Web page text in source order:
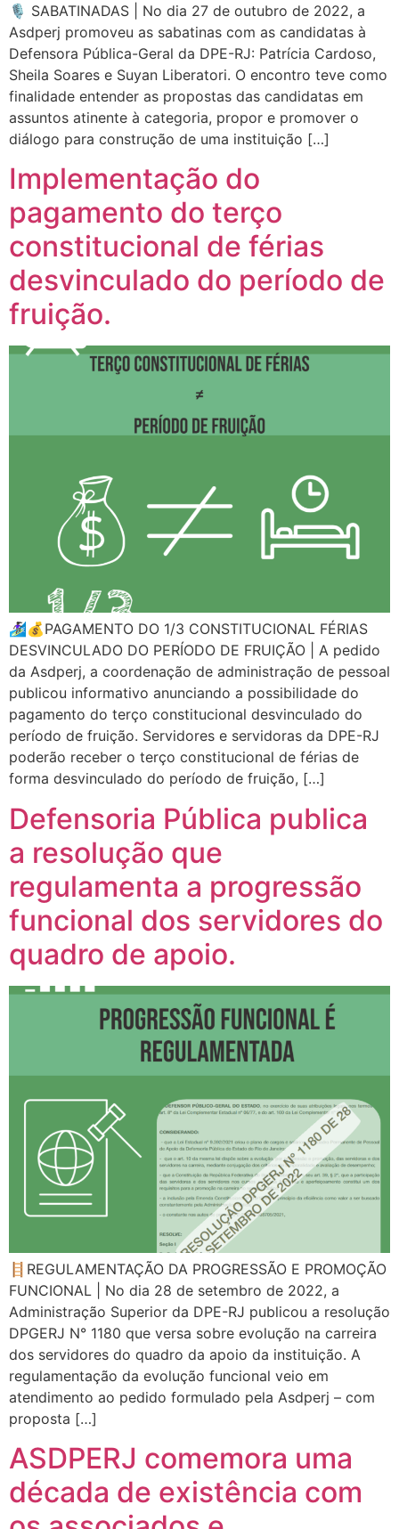
🎙️ SABATINADAS | No dia 27 de outubro de 2022, a
Asdperj promoveu as sabatinas com as candidatas à
Defensora Pública-Geral da DPE-RJ: Patrícia Cardoso,
Sheila Soares e Suyan Liberatori. O encontro teve como
finalidade entender as propostas das candidatas em
assuntos atinente à categoria, propor e promover o
diálogo para construção de uma instituição […]
Implementação do
pagamento do terço
constitucional de férias
desvinculado do período de
fruição.
🏄🏿‍♀️💰PAGAMENTO DO 1/3 CONSTITUCIONAL FÉRIAS
DESVINCULADO DO PERÍODO DE FRUIÇÃO | A pedido
da Asdperj, a coordenação de administração de pessoal
publicou informativo anunciando a possibilidade do
pagamento do terço constitucional desvinculado do
período de fruição. Servidores e servidoras da DPE-RJ
poderão receber o terço constitucional de férias de
forma desvinculado do período de fruição, […]
Defensoria Pública publica
a resolução que
regulamenta a progressão
funcional dos servidores do
quadro de apoio.
🪜REGULAMENTAÇÃO DA PROGRESSÃO E PROMOÇÃO
FUNCIONAL | No dia 28 de setembro de 2022, a
Administração Superior da DPE-RJ publicou a resolução
DPGERJ N° 1180 que versa sobre evolução na carreira
dos servidores do quadro da apoio da instituição. A
regulamentação da evolução funcional veio em
atendimento ao pedido formulado pela Asdperj – com
proposta […]
ASDPERJ comemora uma
década de existência com